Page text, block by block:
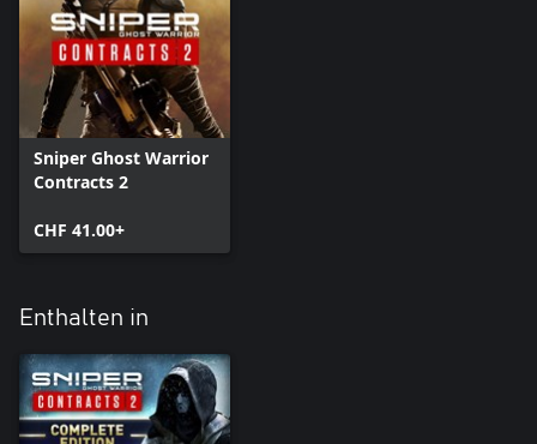
Sniper Ghost Warrior
Contracts 2
CHF 41.00+
Enthalten in